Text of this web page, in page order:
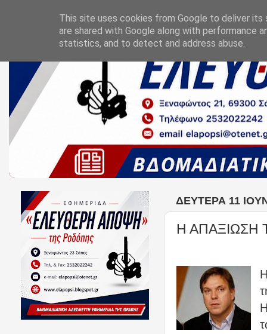
ΔΕΥΤΈΡΑ 11
Η ΑΠΑΞΙΩΣΗ
This site uses cookies from Google to deliver its
are shared with Google along with performance
statistics, and to detect and address abuse.